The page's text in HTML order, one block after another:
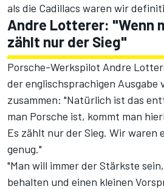
als die Cadillacs waren wir
Andre Lotterer: "Wenn
zählt nur der Sieg"
Porsche-Werkspilot Andre
der englischsprachigen Ausgabe
zusammen: "Natürlich ist das
man Porsche ist, kommt man
Es zählt nur der Sieg. Wir
genug."
"Man will immer der Stärkste
behalten und einen kleinen